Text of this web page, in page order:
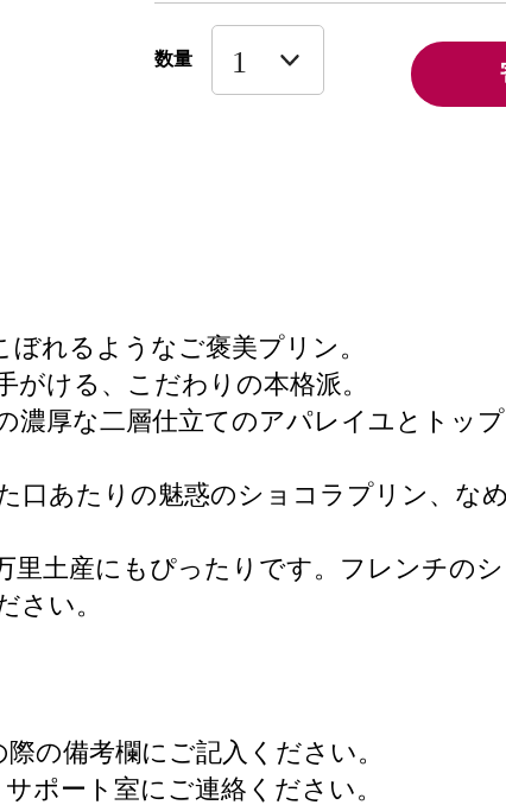
数量
れるようなご褒美プリン。
ける、こだわりの本格派。
濃厚な二層仕立てのアパレイユとトッ
口あたりの魅惑のショコラプリン、な
里土産にもぴったりです。フレンチの
さい。
の備考欄にご記入ください。
ポート室にご連絡ください。